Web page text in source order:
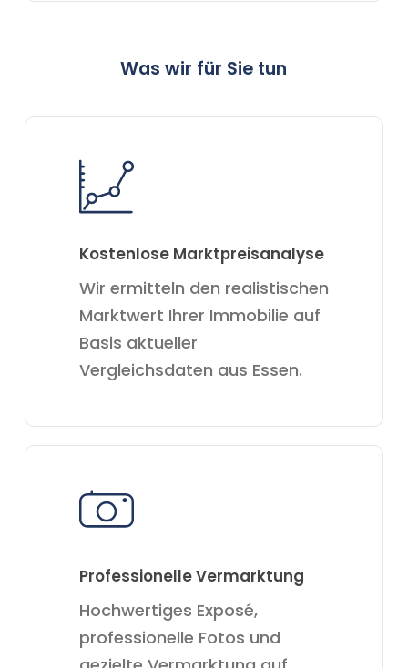
Was wir für Sie tun
Kostenlose Marktpreisanalyse
Wir ermitteln den realistischen
Marktwert Ihrer Immobilie auf
Basis aktueller
Vergleichsdaten aus Essen.
Professionelle Vermarktung
Hochwertiges Exposé,
professionelle Fotos und